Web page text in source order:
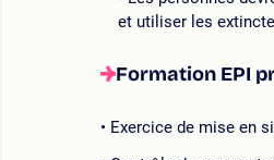
et utiliser les
Formation EPI
Exercice de mise en